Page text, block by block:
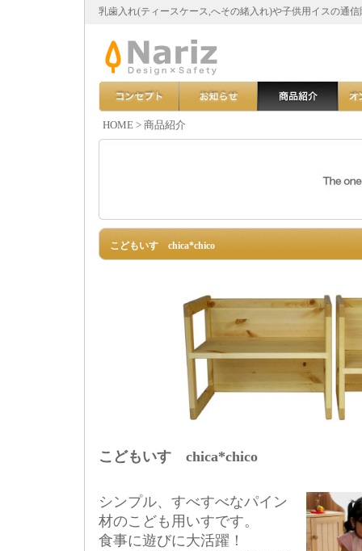
乳歯入れ(ティースケース,へその緒入れ)や子供用イスの通
HOME> 商品紹介
こどもいす chica*chico
こどもいす chica*chico
シンプル、すべすべなパイン
材のこども用いすです。
食事に遊びに大活躍！